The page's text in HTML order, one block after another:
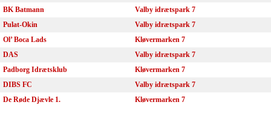
BK Batmann
Valby idrætspark 7
Pulat-Okin
Valby idrætspark 7
Ol’ Boca Lads
Kløvermarken 7
DAS
Valby idrætspark 7
Padborg Idrætsklub
Kløvermarken 7
DIBS FC
Valby idrætspark 7
De Røde Djævle 1.
Kløvermarken 7